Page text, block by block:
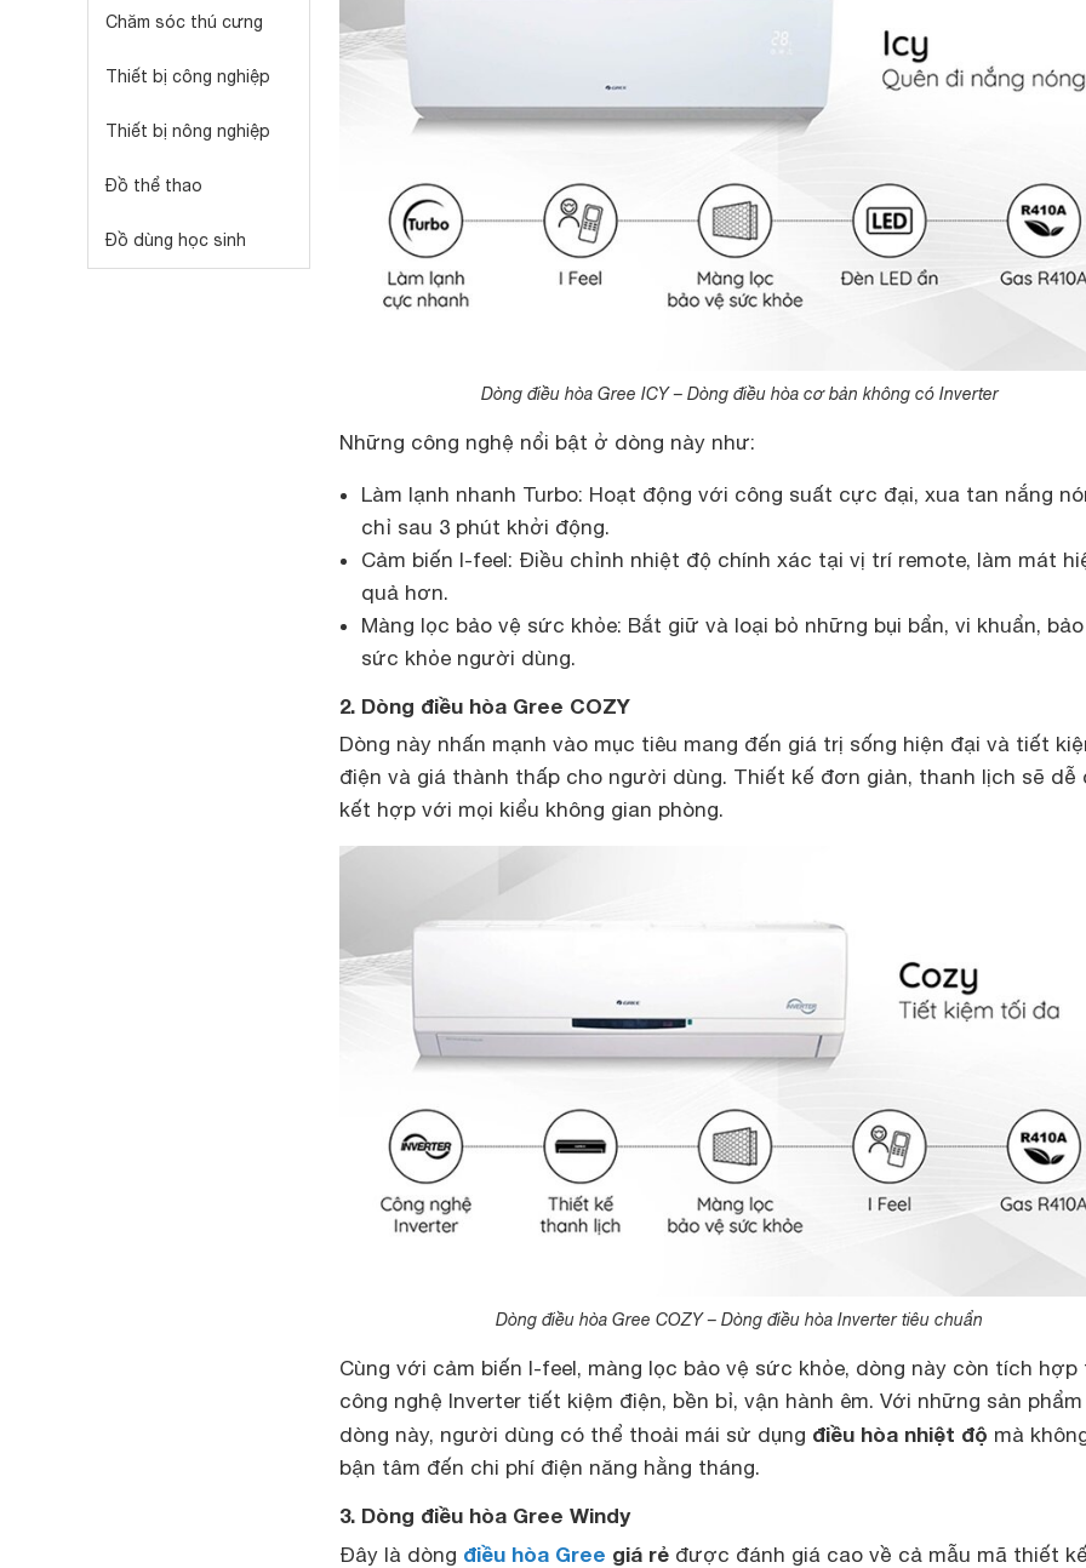
Chăm sóc thú cưng
Thiết bị công nghiệp
Thiết bị nông nghiệp
Đồ thể thao
Đồ dùng học sinh
Dòng điều hòa Gree ICY – Dòng điều hòa cơ bản không có Inverter
Những công nghệ nổi bật ở dòng này như:
Làm lạnh nhanh Turbo: Hoạt động với công suất cực đại, xua tan nắng
chỉ sau 3 phút khởi động.
Cảm biến I-feel: Điều chỉnh nhiệt độ chính xác tại vị trí remote, làm mát
quả hơn.
Màng lọc bảo vệ sức khỏe: Bắt giữ và loại bỏ những bụi bẩn, vi khuẩn,
sức khỏe người dùng.
2. Dòng điều hòa Gree COZY
Dòng này nhấn mạnh vào mục tiêu mang đến giá trị sống hiện đại và tiết
điện và giá thành thấp cho người dùng. Thiết kế đơn giản, thanh lịch sẽ dễ
kết hợp với mọi kiểu không gian phòng.
Dòng điều hòa Gree COZY – Dòng điều hòa Inverter tiêu chuẩn
Cùng với cảm biến I-feel, màng lọc bảo vệ sức khỏe, dòng này còn tích hợp
công nghệ Inverter tiết kiệm điện, bền bỉ, vận hành êm. Với những sản
dòng này, người dùng có thể thoải mái sử dụng điều hòa nhiệt độ mà
bận tâm đến chi phí điện năng hằng tháng.
3. Dòng điều hòa Gree Windy
Đây là dòng điều hòa Gree giá rẻ được đánh giá cao về cả mẫu mã thiết